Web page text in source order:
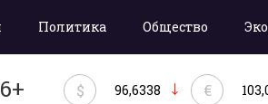
Политика Общество
$ 96,6338 €